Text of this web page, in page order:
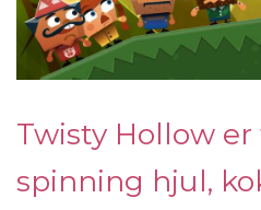
Twisty Hollow
spinning hjul,